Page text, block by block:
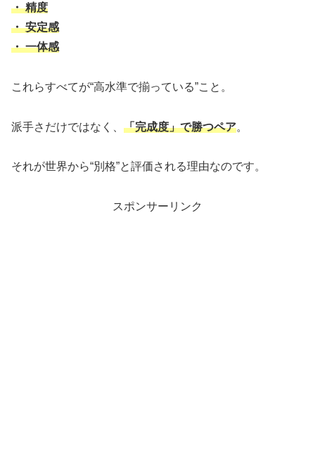
・ 精度
・ 安定感
・ 一体感
これらすべてが“高水準で揃っている”こと。
派手さだけではなく、 「完成度」で勝つペア。
それが世界から“別格”と評価される理由なのです。
スポンサーリンク